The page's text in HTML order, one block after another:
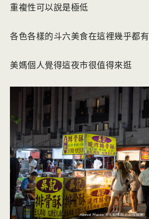
重複性可以說是極低
各色各樣的斗六美食在這裡幾乎都有
美媽個人覺得這夜市很值得來逛